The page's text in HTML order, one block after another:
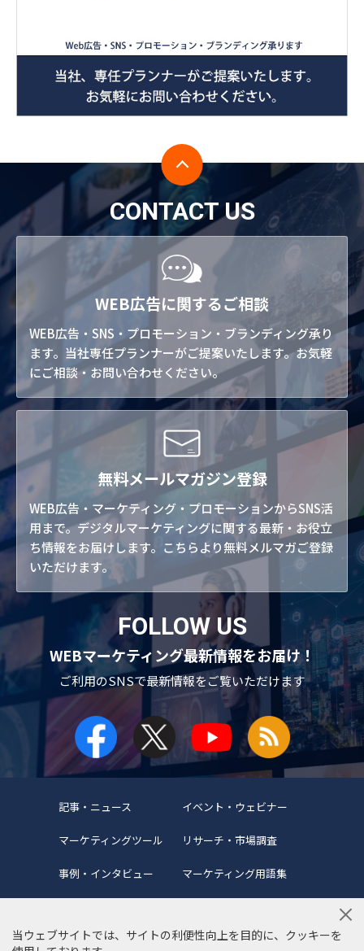
CONTACT US
WEB広告に関するご相談
WEB広告・SNS・プロモーション・ブランディング承り
ます。当社専任プランナーがご提案いたします。お気軽
にご相談・お問い合わせください。
無料メールマガジン登録
WEB広告・マーケティング・プロモーションからSNS活
用まで。デジタルマーケティングに関する最新・お役立
ち情報をお届けします。こちらより無料メルマガご登録
いただけます。
FOLLOW US
WEBマーケティング最新情報をお届け！
ご利用のSNSで最新情報をご覧いただけます
記事・ニュース イベント・ウェビナー
マーケティングツール リサーチ・市場調査
事例・インタビュー マーケティング用語集
当ウェブサイトでは、サイトの利便性向上を目的に、クッキーを